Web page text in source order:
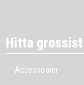
Hitta
Accessoarer